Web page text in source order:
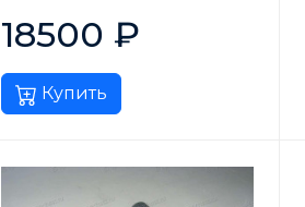
18500 ₽
Купить